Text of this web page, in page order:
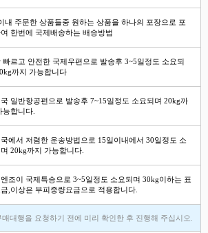
내 주문한 상품들중 원하는 상품을 하나의 포장으로 포
한번에 국제배송하는 배송방법
빠르고 안전한 국제우편으로 발송후 3~5일정도 소요되
까지 가능합니다
일반항공편으로 발송후 7~15일정도 소요되며 20kg까
능합니다.
에서 저렴한 운송방법으로 15일이내에서 30일정도 소
20kg까지 가능합니다.
조이 국제특송으로 3~5일정도 소요되며 30kg이하는 표
,이상은 부피중량요금으로 적용합니다.
매대행을 요청하기 전에 미리 확인한 후 진행해 주십시오.